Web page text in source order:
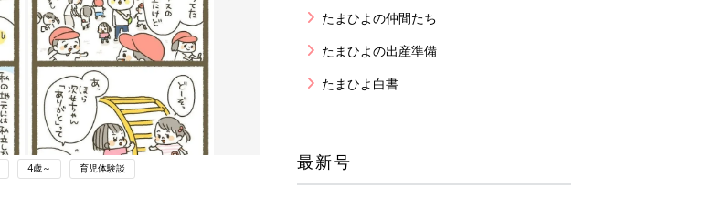
4歳～ 育児体験談
たまひよの仲間たち
たまひよの出産準備
たまひよ白書
最新号